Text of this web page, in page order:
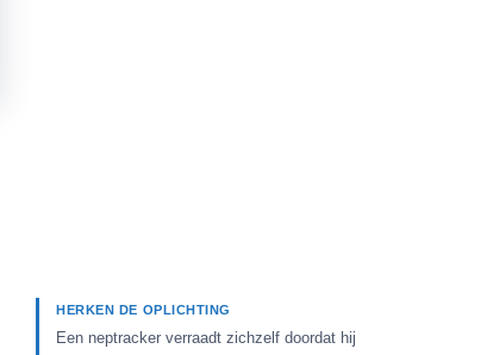
HERKEN DE OPLICHTING
Een neptracker verraadt zichzelf doordat hij